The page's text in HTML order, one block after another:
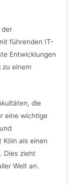
der
führenden IT-
Entwicklungen
einem
die
eine wichtige
als einen
Dies zieht
Welt an.